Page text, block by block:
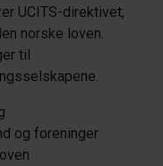
UCITS-direktivet,
norske loven.
til
og foreninger